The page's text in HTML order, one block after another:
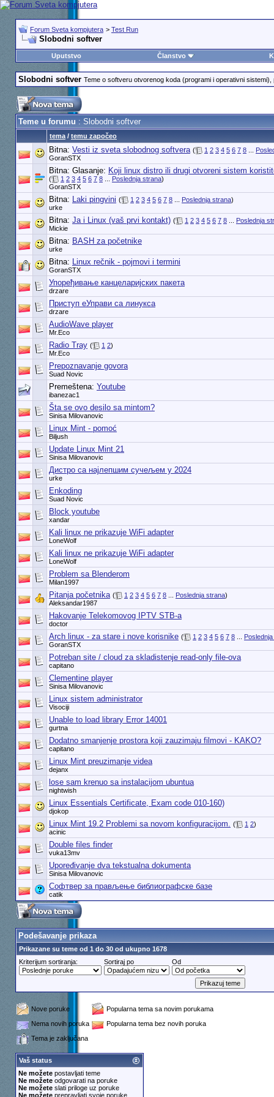
Forum Sveta kompjutera > Test Run
Slobodni softver
Uputstvo Članstvo
Slobodni softver Teme o softveru otvorenog koda (programi i operativni sistemi),
Teme u forumu: Slobodni softver
tema/ temu započeo
Bitna: Vesti iz sveta slobodnog softvera ( 1 2 3 4 5 6 7 8...
GoranSTX
Bitna: Glasanje: Koji linux distro ili drugi otvoreni sistem
( 1 2 3 4 5 6 7 8... Poslednja strana)
GoranSTX
Bitna: Laki pingvini ( 1 2 3 4 5 6 7 8... Poslednja strana)
urke
Bitna: Ja i Linux (vaš prvi kontakt) ( 1 2 3 4 5 6 7 8... Poslednja
Mickie
Bitna: BASH za početnike
urke
Bitna: Linux rečnik - pojmovi i termini
GoranSTX
Упоређивање канцеларијских пакета
drzare
Приступ еУправи са линукса
drzare
AudioWave player
Mr.Eco
Radio Tray ( 1 2)
Mr.Eco
Prepoznavanje govora
Suad Novic
Premeštena: Youtube
ibanezac1
Šta se ovo desilo sa mintom?
Sinisa Milovanovic
Linux Mint - pomoć
Biljush
Update Linux Mint 21
Sinisa Milovanovic
Дистро са најлепшим сучељем у 2024
urke
Enkoding
Suad Novic
Block youtube
xandar
Kali linux ne prikazuje WiFi adapter
LoneWolf
Kali linux ne prikazuje WiFi adapter
LoneWolf
Problem sa Blenderom
Milan1997
Pitanja početnika ( 1 2 3 4 5 6 7 8... Poslednja strana)
Aleksandar1987
Hakovanje Telekomovog IPTV STB-a
doctor
Arch linux - za stare i nove korisnike ( 1 2 3 4 5 6 7 8...
GoranSTX
Potreban site / cloud za skladistenje read-only file-ova
capitano
Clementine player
Sinisa Milovanovic
Linux sistem administrator
Visociji
Unable to load library Error 14001
gurtna
Dodatno smanjenje prostora koji zauzimaju filmovi - KAKO?
capitano
Linux Mint preuzimanje videa
dejanx
lose sam krenuo sa instalacijom ubuntua
nightwish
Linux Essentials Certificate, Exam code 010-160)
djokop
Linux Mint 19.2 Problemi sa novom konfiguracijom. ( 1 2)
acinic
Double files finder
vuka13mv
Upoređivanje dva tekstualna dokumenta
Sinisa Milovanovic
Софтвер за прављење библиографске базе
catik
Podešavanje prikaza
Prikazane su teme od 1 do 30 od ukupno 1678
Kriterijum sortiranja:
Sortiraj po Od
Nove poruke
Popularna tema sa novim porukama
Nema novih poruka
Popularna tema bez novih poruka
Tema je zaključana
Vaš status
Ne možetepostavljati teme
Ne možeteodgovarati na poruke
Ne možeteslati priloge uz poruke
Ne možeteprepravljati svoje poruke